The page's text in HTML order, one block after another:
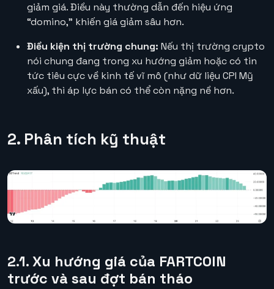
giảm giá. Điều này thường dẫn đến hiệu ứng
“domino,” khiến giá giảm sâu hơn.
Điều kiện thị trường chung: Nếu thị trường crypto
nói chung đang trong xu hướng giảm hoặc có tin
tức tiêu cực về kinh tế vĩ mô (như dữ liệu CPI Mỹ
xấu), thì áp lực bán có thể còn nặng nề hơn.
2. Phân tích kỹ thuật
2.1. Xu hướng giá của FARTCOIN
trước và sau đợt bán tháo